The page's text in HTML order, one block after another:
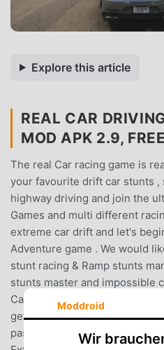
Explore this article
REAL CAR
MOD APK 2.9, FREE
The real Car racing game is
your favourite drift car stunts
highway driving and join the
Games and multi different
extreme car drift and let's
Adventure game . We would
stunt racing & Ramp stunts
stunts master and impossible
Car racing Simulator, just
get a chance to become a
passion of speed car parking
Moddroid
Wir